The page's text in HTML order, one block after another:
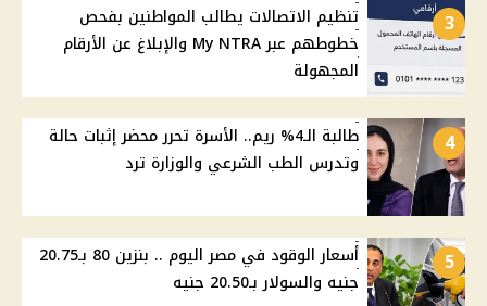
3
تنظيم الاتصالات يطالب المواطنين بفحص
خطوطهم عبر My NTRA والإبلاغ عن الأرقام
المجهولة
4
طالبة الـ4% ريم.. الأسرة تحرر محضر إثبات حالة
وتدرس الطب الشرعي والوزارة ترد
5
أسعار الوقود في مصر اليوم .. بنزين 80 بـ20.75
جنيه والسولار بـ20.50 جنيه